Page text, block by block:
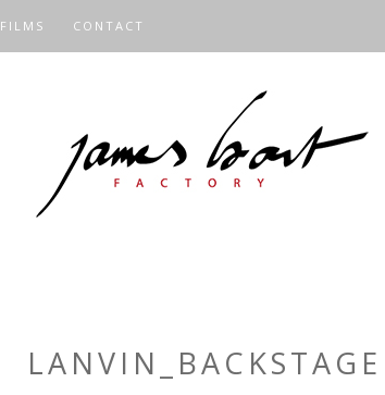
FILMS CONTACT
LANVIN_BACKSTAGE